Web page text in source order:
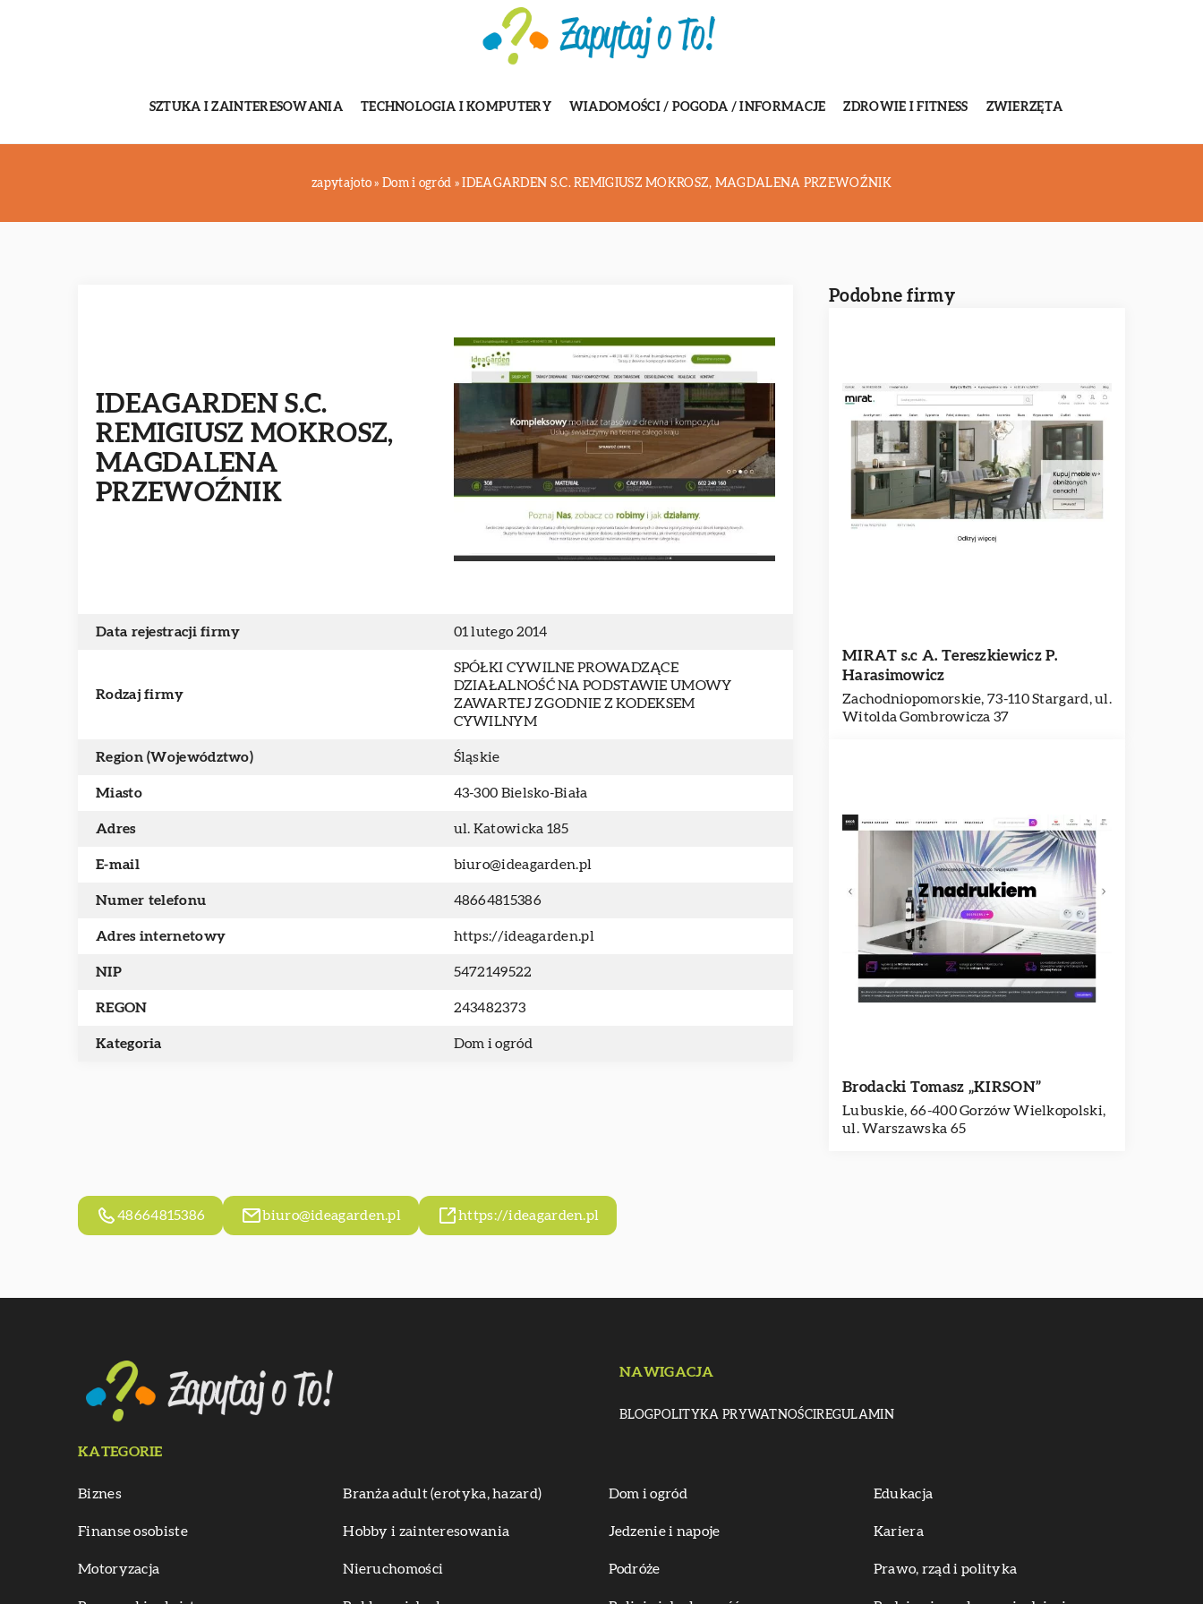
SZTUKA I ZAINTERESOWANIA TECHNOLOGIA I KOMPUTERY WIADOMOŚCI / POGODA / INFORMACJE ZDROWIE I FITNESS ZWIERZĘTA
zapytajoto »Dom i ogród »IDEAGARDEN S.C. REMIGIUSZ MOKROSZ, MAGDALENA PRZEWOŹNIK
IDEAGARDEN S.C.
REMIGIUSZ MOKROSZ,
MAGDALENA
PRZEWOŹNIK
Data rejestracji firmy 01 lutego 2014
Rodzaj firmy
SPÓŁKI CYWILNE PROWADZĄCE
DZIAŁALNOŚĆ NA PODSTAWIE UMOWY
ZAWARTEJ ZGODNIE Z KODEKSEM
CYWILNYM
Region (Województwo) Śląskie
Miasto 43-300 Bielsko-Biała
Adres ul. Katowicka 185
E-mail biuro@ideagarden.pl
Numer telefonu 48664815386
Adres internetowy https://ideagarden.pl
NIP 5472149522
REGON 243482373
Kategoria Dom i ogród
Podobne firmy
MIRAT s.c A. Tereszkiewicz P.
Harasimowicz
Zachodniopomorskie, 73-110 Stargard, ul.
Witolda Gombrowicza 37
Brodacki Tomasz „KIRSON”
Lubuskie, 66-400 Gorzów Wielkopolski,
ul. Warszawska 65
48664815386 biuro@ideagarden.pl https://ideagarden.pl
NAWIGACJA
BLOGPOLITYKA PRYWATNOŚCIREGULAMIN
KATEGORIE
Biznes Branża adult (erotyka, hazard) Dom i ogród Edukacja
Finanse osobiste Hobby i zainteresowania Jedzenie i napoje Kariera
Motoryzacja Nieruchomości Podróże Prawo, rząd i polityka